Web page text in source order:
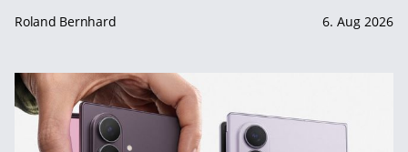
Roland Bernhard 6. Aug 2026